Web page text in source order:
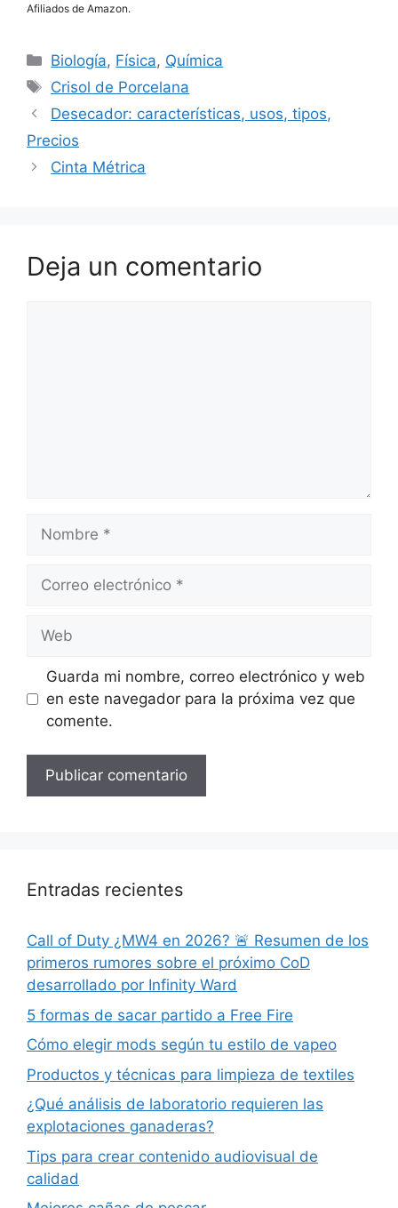
Afiliados de Amazon.
Categorías
Biología, Física, Química
Etiquetas
Crisol de Porcelana
Desecador: características, usos, tipos,
Precios
Cinta Métrica
Deja un comentario
electrónico
Guarda mi nombre, correo electrónico y web
en este navegador para la próxima vez que
comente.
Entradas recientes
Call of Duty ¿MW4 en 2026? 🚨 Resumen de los
primeros rumores sobre el próximo CoD
desarrollado por Infinity Ward
5 formas de sacar partido a Free Fire
Cómo elegir mods según tu estilo de vapeo
Productos y técnicas para limpieza de textiles
¿Qué análisis de laboratorio requieren las
explotaciones ganaderas?
Tips para crear contenido audiovisual de
calidad